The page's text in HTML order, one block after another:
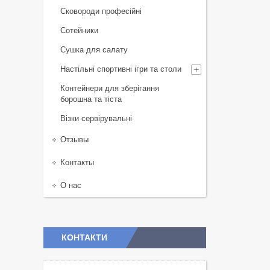
Сковороди професійні
Сотейники
Сушка для салату
Настільні спортивні ігри та столи
Контейнери для зберігання
борошна та тіста
Візки сервірувальні
Отзывы
Контакты
О нас
КОНТАКТИ